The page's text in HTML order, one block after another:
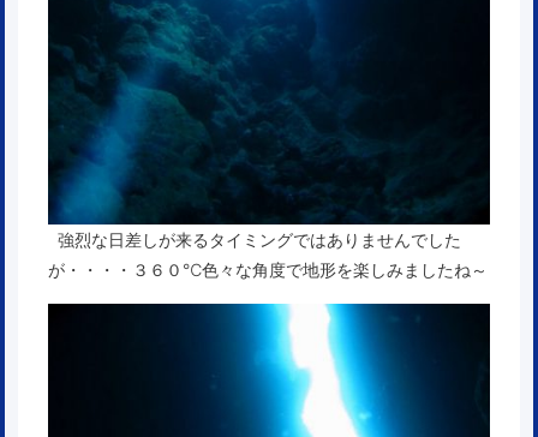
強烈な日差しが来るタイミングではありませんでした
が・・・・３６０℃色々な角度で地形を楽しみましたね～